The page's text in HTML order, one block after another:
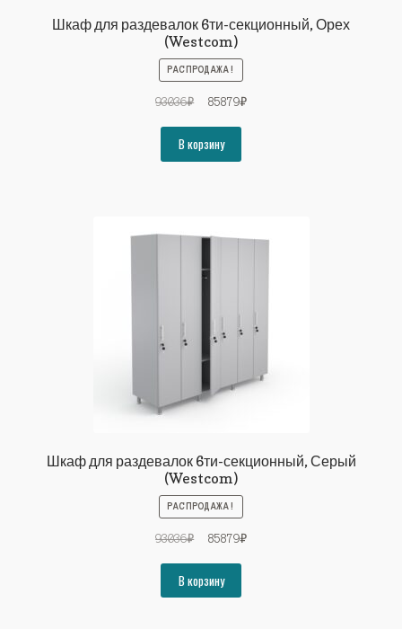
Шкаф для раздевалок 6ти-секционный, Орех
(Westcom)
РАСПРОДАЖА!
93036₽
Первоначальная
составляла
93036₽.
85879₽Текущая
В корзину
Шкаф для раздевалок 6ти-секционный, Серый
(Westcom)
РАСПРОДАЖА!
93036₽
Первоначальная
составляла
93036₽.
85879₽Текущая
В корзину